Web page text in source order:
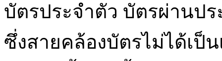
บัตรประจำตัว บัตรผ่านป
ซึ่งสายคล้องบัตรไม่ได้เป็